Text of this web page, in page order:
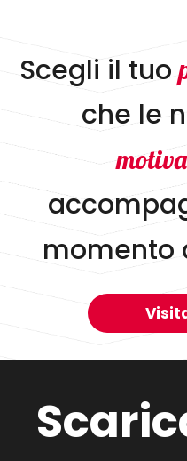
Scegli il tuo
che le
momento